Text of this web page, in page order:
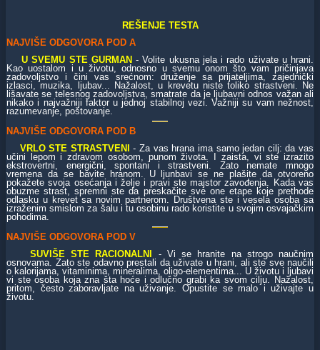
REŠENJE TESTA
NAJVIŠE ODGOVORA POD A
U SVEMU STE GURMAN - Volite ukusna jela i rado uživate u hrani.
Kao uostalom i u životu, odnosno u svemu onom što vam pričinjava
zadovoljstvo i čini vas srećnom: druženje sa prijateljima, zajednički
izlasci, muzika, ljubav... Nažalost, u krevetu niste toliko strastveni. Ne
lišavate se telesnog zadovoljstva, smatrate da je ljubavni odnos važan ali
nikako i najvažniji faktor u jednoj stabilnoj vezi. Važniji su vam nežnost,
razumevanje, poštovanje.
NAJVIŠE ODGOVORA POD B
VRLO STE STRASTVENI
- Za vas hrana ima samo jedan cilj: da vas
učini lepom i zdravom osobom, punom života. I zaista, vi ste izrazito
ekstrovertni, energični, spontani i strastveni. Zato nemate mnogo
vremena da se bavite hranom. U ljunbavi se ne plašite da otvoreno
pokažete svoja osećanja i želje i pravi ste majstor zavođenja. Kada vas
obuzme strast, spremni ste da preskačite sve one etape koje prethode
odlasku u krevet sa novim partnerom. Društvena ste i vesela osoba sa
izraženim smislom za šalu i tu osobinu rado koristite u svojim osvajačkim
pohodima.
NAJVIŠE ODGOVORA POD V
SUVIŠE STE RACIONALNI
- Vi se hranite na strogo naučnim
osnovama. Zato ste odavno prestali da uživate u hrani, ali ste sve naučili
o kalorijama, vitaminima, mineralima, oligo-elementima... U životu i ljubavi
vi ste osoba koja zna šta hoće i odlučno grabi ka svom cilju. Nažalost,
pritom, često zaboravljate na uživanje. Opustite se malo i uživajte u
životu.